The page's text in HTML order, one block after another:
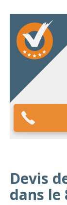
Devis
dans le